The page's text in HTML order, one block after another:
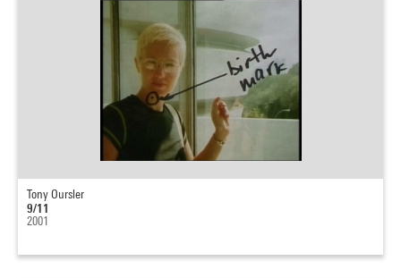
Tony Oursler
9/11
2001